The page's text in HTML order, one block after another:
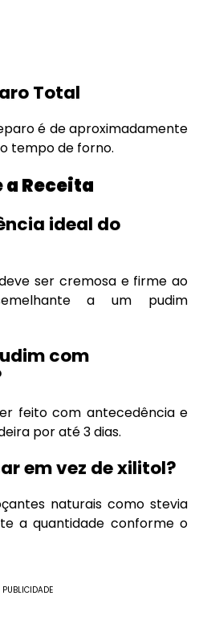
Total
é de aproximadamente
tempo de forno.
a Receita
ideal do
ser cremosa e firme ao
a um pudim
com
feito com antecedência e
por até 3 dias.
em vez de xilitol?
naturais como stevia
a quantidade conforme o
PUBLICIDADE